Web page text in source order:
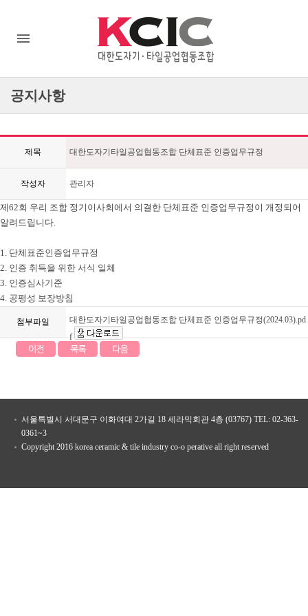
공지사항
제목 대한도자기타일공업협동조합 단체표준 인증업무규정
작성자 관리자
제62회 우리 조합 정기이사회에서 의결한 단체표준 인증업무규정이 개정되어
알려드립니다.
1. 단체표준인증업무규정
2. 인증 취득을 위한 서식 일체
3. 인증심사기준
4. 공평성 보장방침
첨부파일
대한도자기타일공업협동조합 단체표준 인증업무규정(2024.03).pd
f
서울특별시 서대문구 이화여대 2가길 18 세라믹회관 4층 (03767) TEL: 02-363-
0361~3
Copyright 2016 korea ceramic & tile industry co-o perative all right reserved